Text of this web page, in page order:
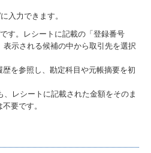
入力できます。
す。レシートに記載の「登録番号
表示される候補の中から取引先を選択
を参照し、勘定科目や元帳摘要を初
、レシートに記載された金額をそのま
要です。